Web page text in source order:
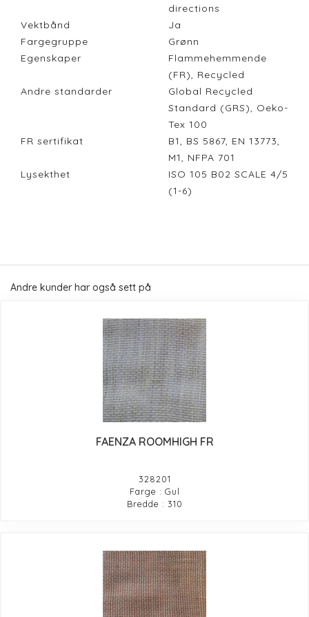
directions
Vektbånd
Ja
Fargegruppe
Grønn
Egenskaper
Flammehemmende
(FR), Recycled
Andre standarder
Global Recycled
Standard (GRS), Oeko-
Tex 100
FR sertifikat
B1, BS 5867, EN 13773,
M1, NFPA 701
Lysekthet
ISO 105 B02 SCALE 4/5
(1-6)
Andre kunder har også sett på
FAENZA ROOMHIGH FR
328201
Farge : Gul
Bredde : 310